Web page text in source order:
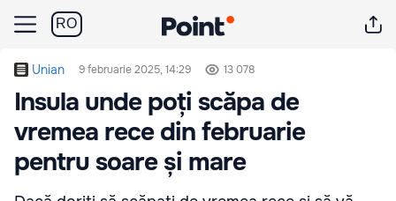
RO
Unian 9 februarie 2025, 14:29 13 078
Insula unde poți scăpa de
vremea rece din februarie
pentru soare și mare